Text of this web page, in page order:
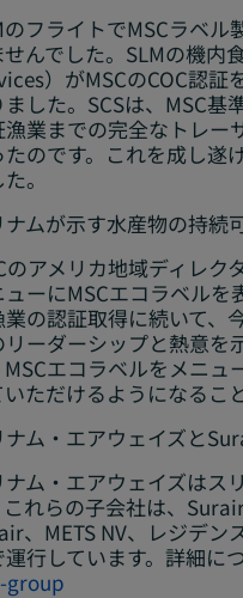
のフライトでMSCラベ
せんでした。SLMの機
）がMSCのCOC認証
ました。SCSは、MSC
業までの完全なトレー
たのです。これを成し遂
。
ナムが示す水産物の持続
のアメリカ地域ディレ
ューにMSCエコラベル
業の認証取得に続いて、
リーダーシップと熱意を
MSCエコラベルをメニ
いただけるようになるこ
ナム・エアウェイズと
ナム・エアウェイズはス
これらの子会社は、
、METS NV、レジデン
運行しています。詳細に
group